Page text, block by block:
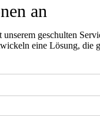
an
geschulten
eine Lösung, die